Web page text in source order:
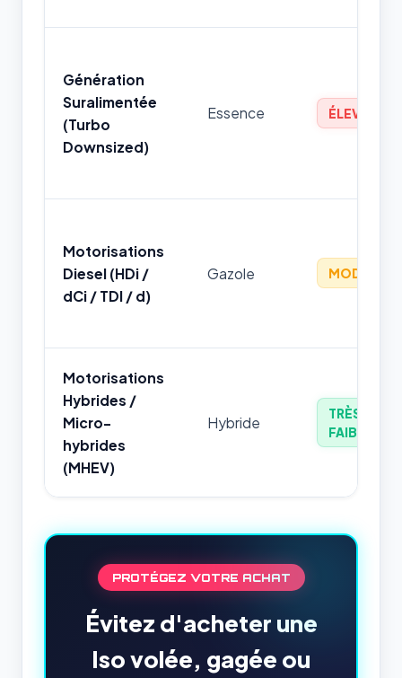
Génération
Suralimentée
(Turbo
Downsized)
Essence ÉLEVÉ
Motorisations
Diesel (HDi /
dCi / TDI / d)
Gazole MODÉRÉ
Motorisations
Hybrides /
Micro-
hybrides
(MHEV)
Hybride
TRÈS
FAIBLE
PROTÉGEZ VOTRE ACHAT
Évitez d'acheter une
Iso volée, gagée ou